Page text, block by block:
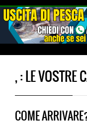
, : LE VOSTRE
COME